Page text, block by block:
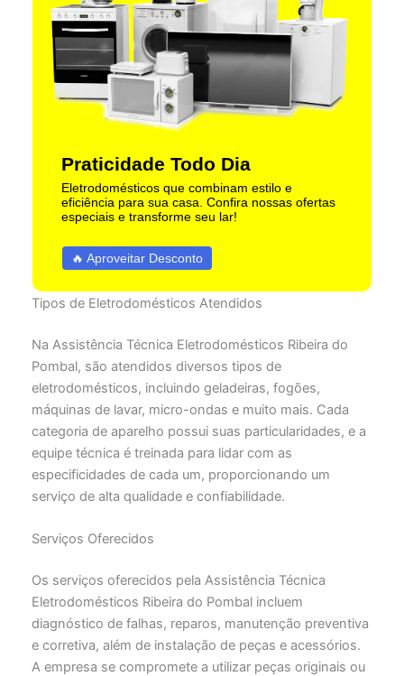
Praticidade Todo Dia
Eletrodomésticos que combinam estilo e
eficiência para sua casa. Confira nossas ofertas
especiais e transforme seu lar!
🔥 Aproveitar Desconto
Tipos de Eletrodomésticos Atendidos
Na Assistência Técnica Eletrodomésticos Ribeira do
Pombal, são atendidos diversos tipos de
eletrodomésticos, incluindo geladeiras, fogões,
máquinas de lavar, micro-ondas e muito mais. Cada
categoria de aparelho possui suas particularidades, e a
equipe técnica é treinada para lidar com as
especificidades de cada um, proporcionando um
serviço de alta qualidade e confiabilidade.
Serviços Oferecidos
Os serviços oferecidos pela Assistência Técnica
Eletrodomésticos Ribeira do Pombal incluem
diagnóstico de falhas, reparos, manutenção preventiva
e corretiva, além de instalação de peças e acessórios.
A empresa se compromete a utilizar peças originais ou